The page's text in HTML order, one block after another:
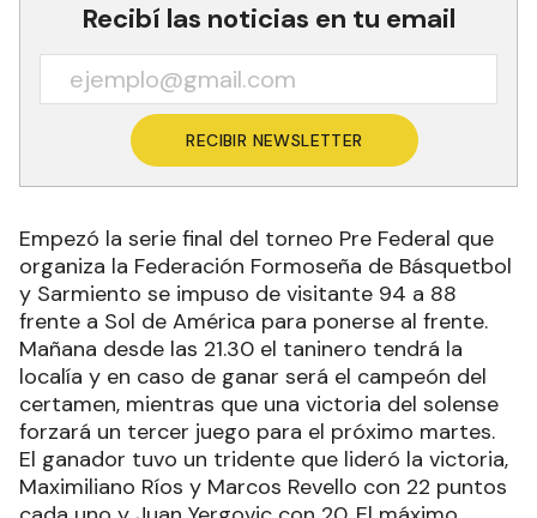
Recibí las noticias en tu email
RECIBIR NEWSLETTER
Empezó la serie final del torneo Pre Federal que
organiza la Federación Formoseña de Básquetbol
y Sarmiento se impuso de visitante 94 a 88
frente a Sol de América para ponerse al frente.
Mañana desde las 21.30 el taninero tendrá la
localía y en caso de ganar será el campeón del
certamen, mientras que una victoria del solense
forzará un tercer juego para el próximo martes.
El ganador tuvo un tridente que lideró la victoria,
Maximiliano Ríos y Marcos Revello con 22 puntos